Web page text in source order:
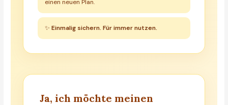
einen neuen Plan.
✨Einmalig sichern. Für immer nutzen.
Ja, ich möchte meinen